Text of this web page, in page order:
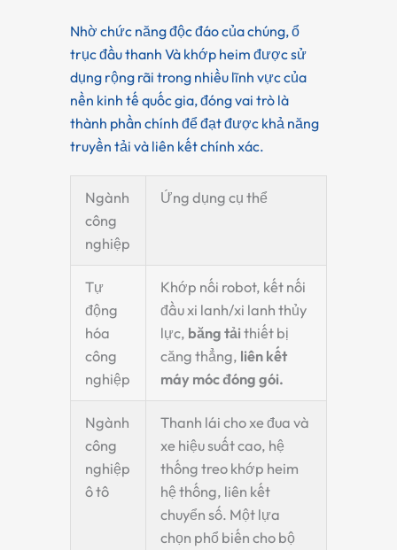
Nhờ chức năng độc đáo của chúng,ổ
trục đầu thanh Và khớp heim được sử
dụng rộng rãi trong nhiều lĩnh vực của
nền kinh tế quốc gia, đóng vai trò là
thành phần chính để đạt được khả năng
truyền tải và liên kết chính xác.
Ngành
công
nghiệp
Ứng dụng cụ thể
Tự
động
hóa
công
nghiệp
Khớp nối robot, kết nối
đầu xi lanh/xi lanh thủy
lực, băng tảithiết bị
căng thẳng, liên kết
máy móc đóng gói.
Ngành
công
nghiệp
ô tô
Thanh lái cho xe đua và
xe hiệu suất cao, hệ
thống treo khớp heim
hệ thống, liên kết
chuyển số. Một lựa
chọn phổ biến cho bộ